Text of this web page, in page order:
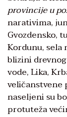
provincije u
narativima,
Gvozdensko,
Kordunu, sela
blizini
vode, Lika,
veličanstvene
naseljeni su
protuteža